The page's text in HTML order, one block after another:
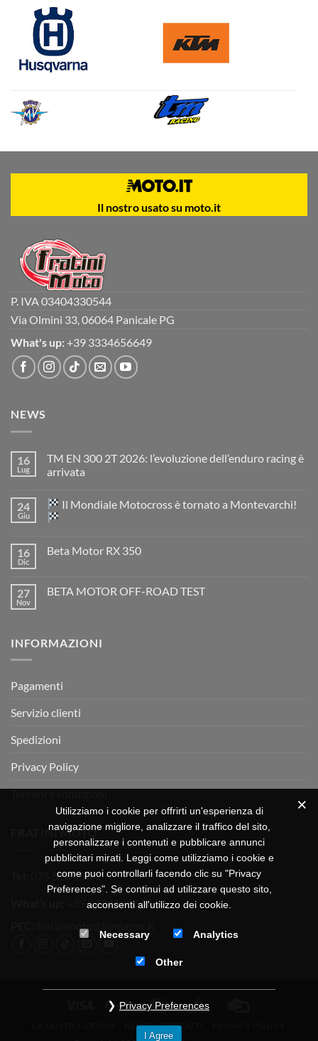
Il nostro usato su moto.it
P. IVA 03404330544
Via Olmini 33, 06064 Panicale PG
What's up: +39 3334656649
NEWS
16
Lug
TM EN 300 2T 2026: l’evoluzione dell’enduro racing è
arrivata
su
TM
EN
2026:
è
arrivata
24
Giu
Il Mondiale Motocross è tornato a Montevarchi!
su
Motocross
è
16
Dic
Beta Motor RX 350
Beta
27
Nov
BETA MOTOR OFF-ROAD TEST
MOTOR
INFORMAZIONI
Pagamenti
Servizio clienti
Spedizioni
Privacy Policy
Termini e condizioni
FRATINI MOTO
075 518 1504
+39 3334656649
Visa PayPal MasterCard
NEWS CONTATTI
Utilizziamo i cookie per offrirti un'esperienza di
navigazione migliore, analizzare il traffico del sito,
personalizzare i contenuti e pubblicare annunci
pubblicitari mirati. Leggi come utilizziamo i cookie e
come puoi controllarli facendo clic su "Privacy
Preferences". Se continui ad utilizzare questo sito,
acconsenti all'utilizzo dei cookie.
Necessary Analytics
Other
Privacy Preferences
I Agree